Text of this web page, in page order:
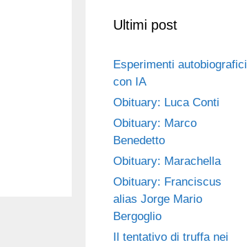
Ultimi post
Esperimenti autobiografici
con IA
Obituary: Luca Conti
Obituary: Marco
Benedetto
Obituary: Marachella
Obituary: Franciscus
alias Jorge Mario
Bergoglio
Il tentativo di truffa nei